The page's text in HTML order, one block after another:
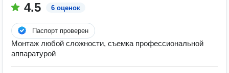
4.5 6 оценок
Паспорт проверен
Монтаж любой сложности, съемка профессиональной
аппаратурой